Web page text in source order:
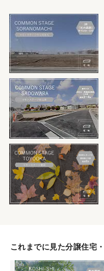
これまでに見た分譲住宅